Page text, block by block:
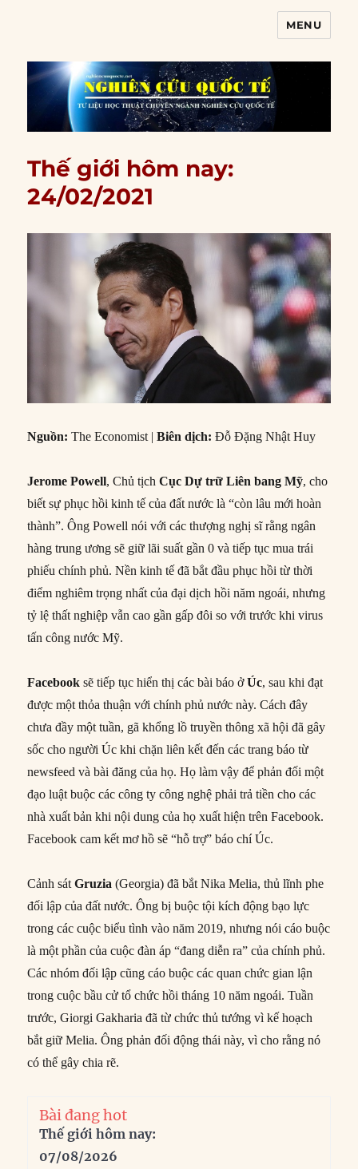
MENU
Thế giới hôm nay:
24/02/2021
Nguồn: The Economist |Biên dịch: Đỗ Đặng Nhật Huy
Jerome Powell, Chủ tịchCục Dự trữ Liên bang Mỹ, cho
biết sự phục hồi kinh tế của đất nước là “còn lâu mới hoàn
thành”. Ông Powell nói với các thượng nghị sĩ rằng ngân
hàng trung ương sẽ giữ lãi suất gần 0 và tiếp tục mua trái
phiếu chính phủ. Nền kinh tế đã bắt đầu phục hồi từ thời
điểm nghiêm trọng nhất của đại dịch hồi năm ngoái, nhưng
tỷ lệ thất nghiệp vẫn cao gần gấp đôi so với trước khi virus
tấn công nước Mỹ.
Facebook sẽ tiếp tục hiển thị các bài báo ởÚc, sau khi đạt
được một thỏa thuận với chính phủ nước này. Cách đây
chưa đầy một tuần, gã khổng lồ truyền thông xã hội đã gây
sốc cho người Úc khi chặn liên kết đến các trang báo từ
newsfeed và bài đăng của họ. Họ làm vậy để phản đối một
đạo luật buộc các công ty công nghệ phải trả tiền cho các
nhà xuất bản khi nội dung của họ xuất hiện trên Facebook.
Facebook cam kết mơ hồ sẽ “hỗ trợ” báo chí Úc.
Cảnh sátGruzia(Georgia) đã bắt Nika Melia, thủ lĩnh phe
đối lập của đất nước. Ông bị buộc tội kích động bạo lực
trong các cuộc biểu tình vào năm 2019, nhưng nói cáo buộc
là một phần của cuộc đàn áp “đang diễn ra” của chính phủ.
Các nhóm đối lập cũng cáo buộc các quan chức gian lận
trong cuộc bầu cử tổ chức hồi tháng 10 năm ngoái. Tuần
trước, Giorgi Gakharia đã từ chức thủ tướng vì kế hoạch
bắt giữ Melia. Ông phản đối động thái này, vì cho rằng nó
có thể gây chia rẽ.
Bài đang hot
Thế giới hôm nay:
07/08/2026